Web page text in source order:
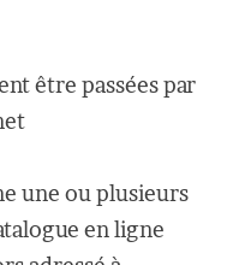
être passées par
une ou plusieurs
en ligne